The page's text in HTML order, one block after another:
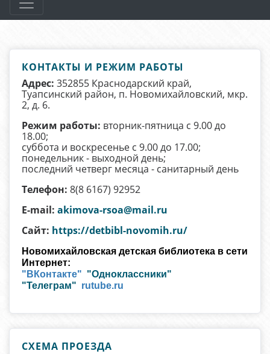
КОНТАКТЫ И РЕЖИМ РАБОТЫ
Адрес: 352855 Краснодарский край,
Туапсинский район, п. Новомихайловский, мкр.
2, д. 6.
Режим работы: вторник-пятница с 9.00 до
18.00;
суббота и воскресенье с 9.00 до 17.00;
понедельник - выходной день;
последний четверг месяца - санитарный день
Телефон: 8(8 6167) 92952
E-mail: akimova-rsoa@mail.ru
Сайт: https://detbibl-novomih.ru/
Новомихайловская детская библиотека в сети
Интернет:
"ВКонтакте" "Одноклассники"
"Телеграм" rutube.ru
СХЕМА ПРОЕЗДА